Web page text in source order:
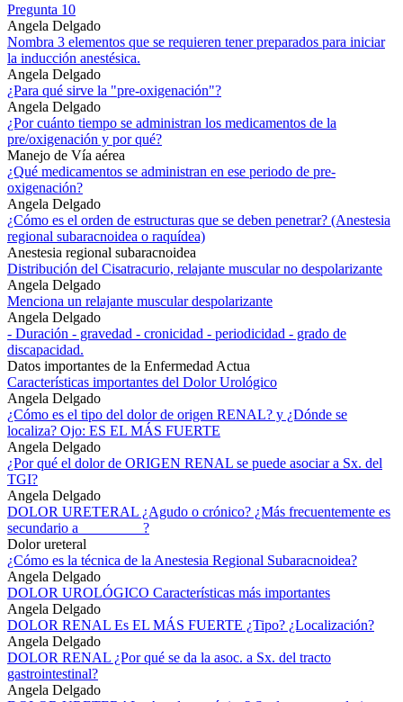
Pregunta 10
Angela Delgado
Nombra 3 elementos que se requieren tener preparados para iniciar
la inducción anestésica.
Angela Delgado
¿Para qué sirve la "pre-oxigenación"?
Angela Delgado
¿Por cuánto tiempo se administran los medicamentos de la
pre/oxigenación y por qué?
Manejo de Vía aérea
¿Qué medicamentos se administran en ese periodo de pre-
oxigenación?
Angela Delgado
¿Cómo es el orden de estructuras que se deben penetrar? (Anestesia
regional subaracnoidea o raquídea)
Anestesia regional subaracnoidea
Distribución del Cisatracurio, relajante muscular no despolarizante
Angela Delgado
Menciona un relajante muscular despolarizante
Angela Delgado
- Duración - gravedad - cronicidad - periodicidad - grado de
discapacidad.
Datos importantes de la Enfermedad Actua
Características importantes del Dolor Urológico
Angela Delgado
¿Cómo es el tipo del dolor de origen RENAL? y ¿Dónde se
localiza? Ojo: ES EL MÁS FUERTE
Angela Delgado
¿Por qué el dolor de ORIGEN RENAL se puede asociar a Sx. del
TGI?
Angela Delgado
DOLOR URETERAL ¿Agudo o crónico? ¿Más frecuentemente es
secundario a_________?
Dolor ureteral
¿Cómo es la técnica de la Anestesia Regional Subaracnoidea?
Angela Delgado
DOLOR UROLÓGICO Características más importantes
Angela Delgado
DOLOR RENAL Es EL MÁS FUERTE ¿Tipo? ¿Localización?
Angela Delgado
DOLOR RENAL ¿Por qué se da la asoc. a Sx. del tracto
gastrointestinal?
Angela Delgado